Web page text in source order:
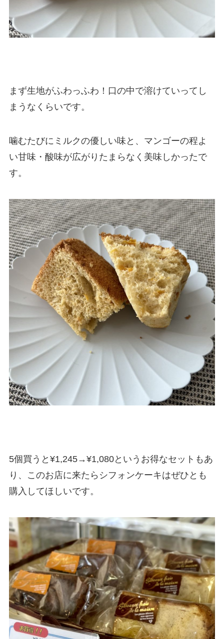
まず生地がふわっふわ！口の中で溶けていってし
まうなくらいです。
噛むたびにミルクの優しい味と、マンゴーの程よ
い甘味・酸味が広がりたまらなく美味しかったで
す。
5個買うと¥1,245→¥1,080というお得なセットもあ
り、このお店に来たらシフォンケーキはぜひとも
購入してほしいです。